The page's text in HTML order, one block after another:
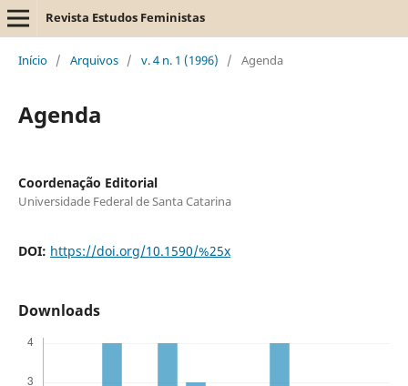
Revista Estudos Feministas
Início / Arquivos / v. 4 n. 1 (1996) / Agenda
Agenda
Coordenação Editorial
Universidade Federal de Santa Catarina
DOI: https://doi.org/10.1590/%25x
Downloads